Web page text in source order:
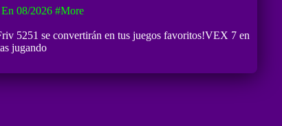
En 08/2026 #more
5251 se convertirán en tus juegos favoritos!VEX 7 en
jugando